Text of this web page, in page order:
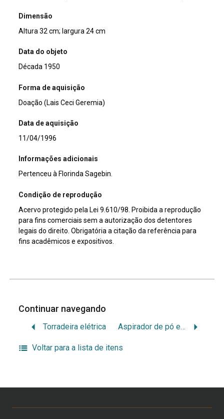
Dimensão
Altura 32 cm; largura 24 cm
Data do objeto
Década 1950
Forma de aquisição
Doação (Lais Ceci Geremia)
Data de aquisição
11/04/1996
Informações adicionais
Pertenceu à Florinda Sagebin.
Condição de reprodução
Acervo protegido pela Lei 9.610/98. Proibida a reprodução
para fins comerciais sem a autorização dos detentores
legais do direito. Obrigatória a citação da referência para
fins acadêmicos e expositivos.
Continuar navegando
Torradeira elétrica Aspirador de pó elétrico
Voltar para a lista de itens